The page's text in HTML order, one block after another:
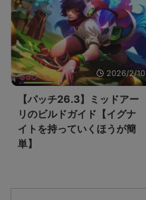
2026/2/10
【パッチ26.3】ミッドアー
リのビルドガイド【イグナ
イトを持っていくほうが簡
単】